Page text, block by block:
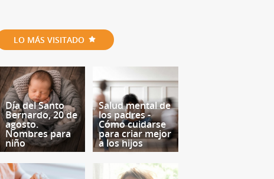
LO MÁS VISITADO
Día del Santo
Bernardo, 20 de
agosto.
Nombres para
niño
Salud mental de
los padres -
Cómo cuidarse
para criar mejor
a los hijos